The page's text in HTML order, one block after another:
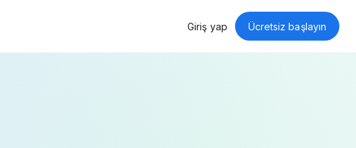
Giriş yap Ücretsiz başlayın